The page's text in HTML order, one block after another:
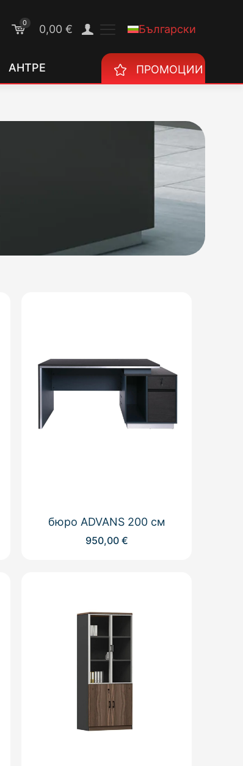
0 0,00 € Български
АНТРЕ ПРОМОЦИИ
бюро ADVANS 200 см
950,00 €